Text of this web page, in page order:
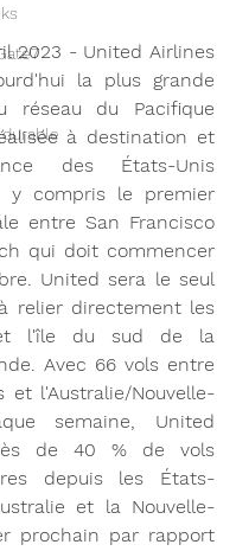
2023 - United Airlines
la plus grande
réseau du Pacifique
à destination et
des États-Unis
y compris le premier
entre San Francisco
qui doit commencer
United sera le seul
relier directement les
et l'île du sud de la
Avec 66 vols entre
et l'Australie/Nouvelle-
semaine, United
de 40 % de vols
depuis les États-
et la Nouvelle-
prochain par rapport